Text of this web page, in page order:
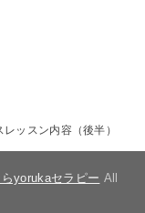
ッスン内容（後半）
yorukaセラピー All